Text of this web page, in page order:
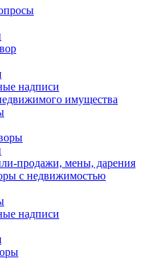
надписи
имущества
продажи, мены, дарения
с недвижимостью
надписи